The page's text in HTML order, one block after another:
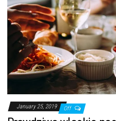
January 25, 2019 Off